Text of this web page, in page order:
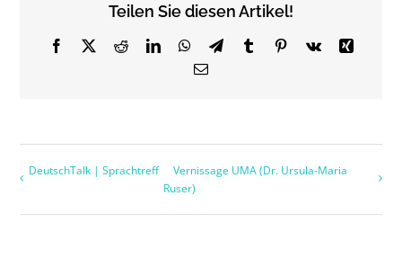
Teilen Sie diesen Artikel!
Facebook
X RedditLinkedInWhatsApp
TelegramTumblrPinterest
Vk
Xing
Email
DeutschTalk | Sprachtreff
Vernissage UMA (Dr. Ursula-Maria
Ruser)